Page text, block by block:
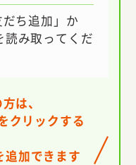
ち追加」か
読み取ってくだ
は、
クリックする
加できます